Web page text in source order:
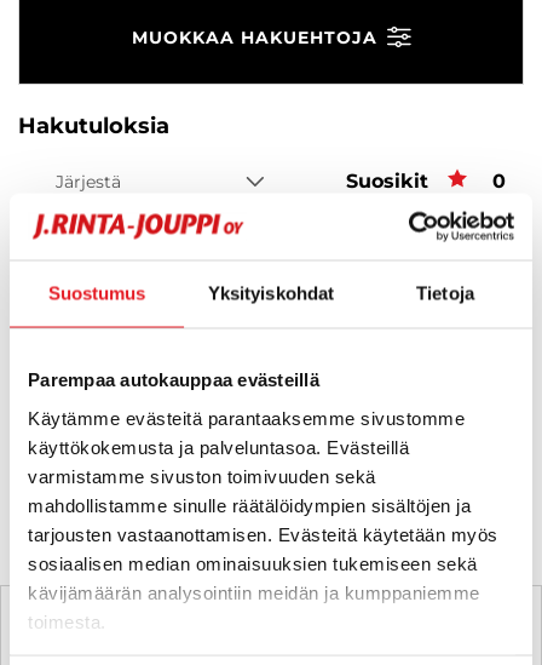
Suostumus Yksityiskohdat Tietoja
Parempaa autokauppaa evästeillä
Käytämme evästeitä parantaaksemme sivustomme
käyttökokemusta ja palveluntasoa. Evästeillä
varmistamme sivuston toimivuuden sekä
mahdollistamme sinulle räätälöidympien sisältöjen ja
tarjousten vastaanottamisen. Evästeitä käytetään myös
sosiaalisen median ominaisuuksien tukemiseen sekä
kävijämäärän analysointiin meidän ja kumppaniemme
toimesta.
MUOKKAA HAKUEHTOJA
Hakutuloksia
Järjestä Suosikit 0
Hups, ei tuloksia!
Ei huolta, tässä valikoimassamme olevat lähimmät
vastaavat ajoneuvot.
KATSO VASTAAVANLAISET AUTOT